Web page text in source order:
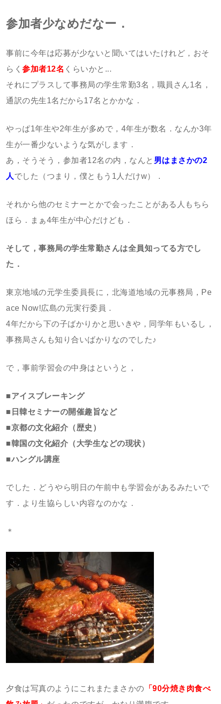
参加者少なめだなー．
事前に今年は応募が少ないと聞いてはいたけれど，おそ
らく 参加者12名 くらいかと...
それにプラスして事務局の学生常勤3名，職員さん1名，
通訳の先生1名だから17名とかかな．
やっぱ1年生や2年生が多めで，4年生が数名．なんか3年
生が一番少ないような気がします．
あ，そうそう，参加者12名の内，なんと 男はまさかの2
人 でした（つまり，僕ともう1人だけw）．
それから他のセミナーとかで会ったことがある人もちら
ほら．まぁ4年生が中心だけども．
そして，事務局の学生常勤さんは全員知ってる方でし
た．
東京地域の元学生委員長に，北海道地域の元事務局，Pe
ace Now!広島の元実行委員．
4年だから下の子ばかりかと思いきや，同学年もいるし，
事務局さんも知り合いばかりなのでした♪
で，事前学習会の中身はというと，
■アイスブレーキング
■日韓セミナーの開催趣旨など
■京都の文化紹介（歴史）
■韓国の文化紹介（大学生などの現状）
■ハングル講座
でした．どうやら明日の午前中も学習会があるみたいで
す．より生協らしい内容なのかな．
＊
夕食は写真のようにこれまたまさかの 「90分焼き肉食べ